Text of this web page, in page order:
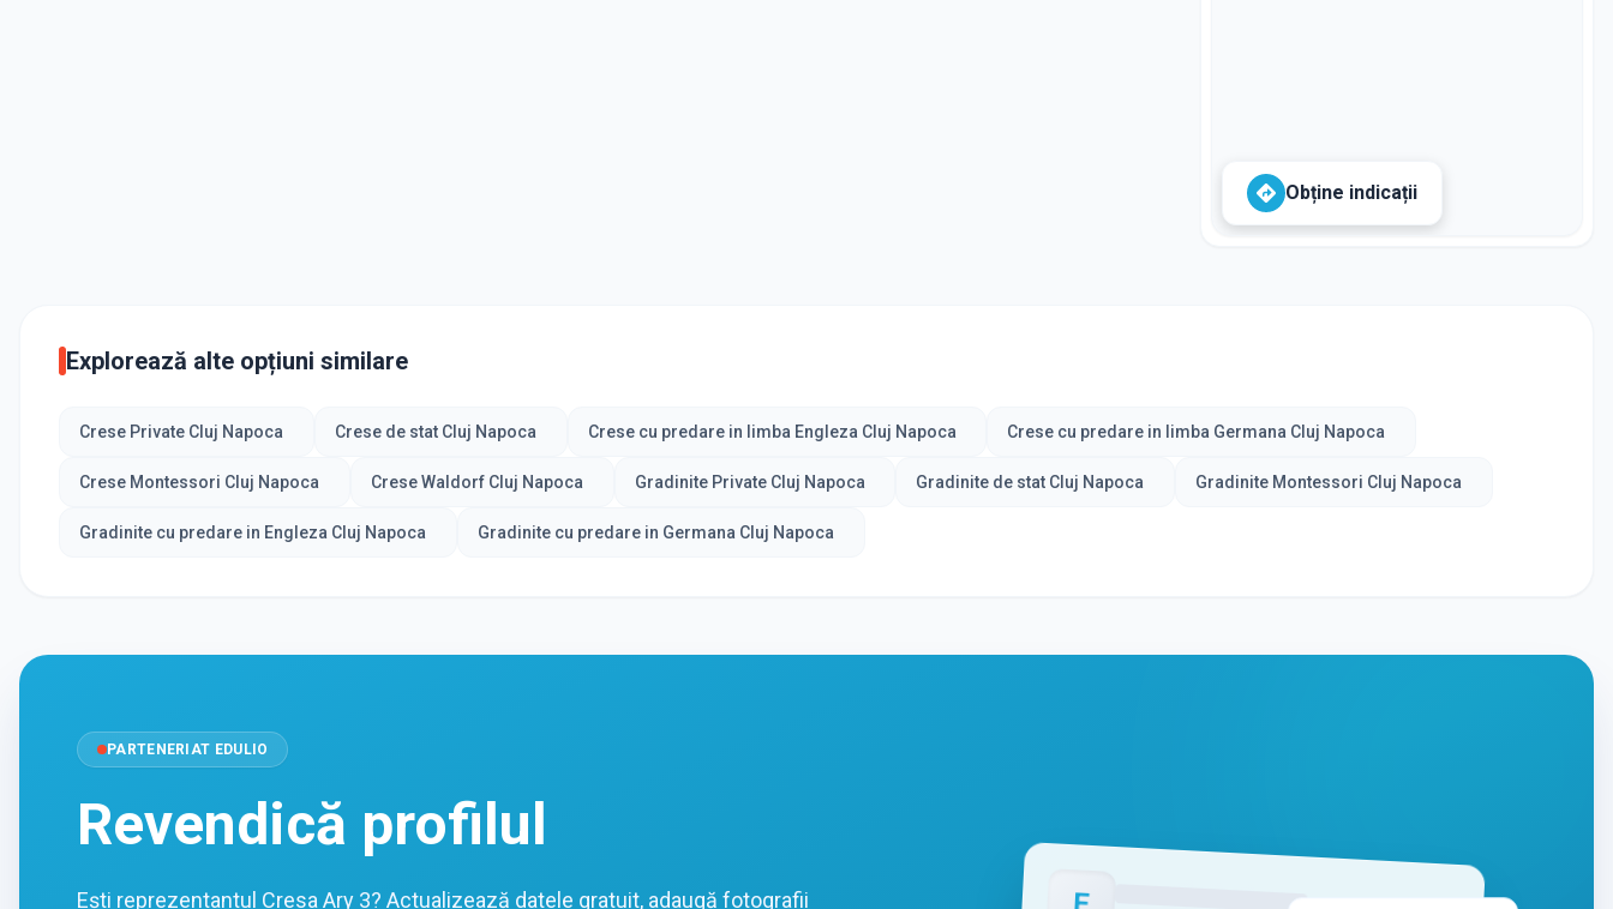
Obține indicații
Explorează alte opțiuni similare
Crese Private Cluj Napoca Crese de stat Cluj Napoca Crese cu predare in limba Engleza Cluj Napoca Crese cu predare in limba Germana Cluj Napoca
Crese Montessori Cluj Napoca Crese Waldorf Cluj Napoca Gradinite Private Cluj Napoca Gradinite de stat Cluj Napoca Gradinite Montessori Cluj Napoca
Gradinite cu predare in Engleza Cluj Napoca Gradinite cu predare in Germana Cluj Napoca
PARTENERIAT EDULIO
Revendică profilul
Ești reprezentantul Cresa Ary 3? Actualizează datele gratuit, adaugă fotografii